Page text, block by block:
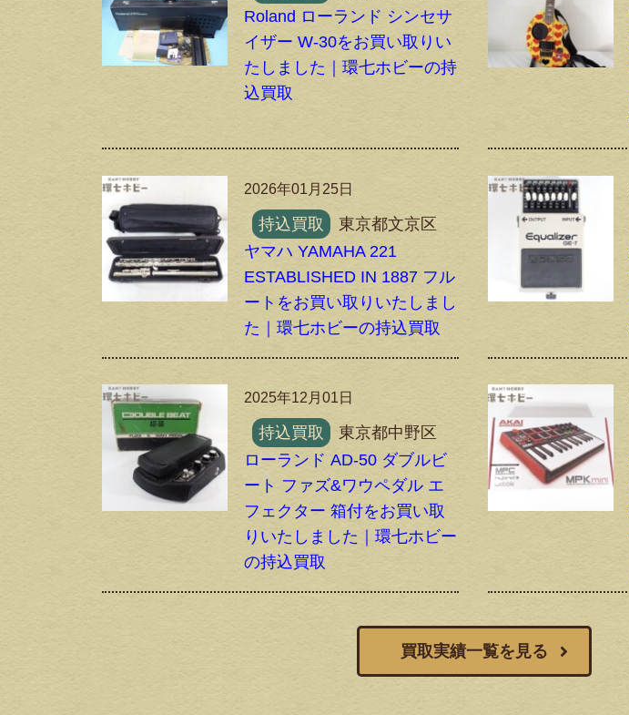
Roland ローランド シンセサ
イザー W-30をお買い取りい
たしました｜環七ホビーの持
込買取
2026年01月25日
持込買取
東京都文京区
ヤマハ YAMAHA 221
ESTABLISHED IN 1887 フル
ートをお買い取りいたしまし
た｜環七ホビーの持込買取
2025年12月01日
持込買取
東京都中野区
ローランド AD-50 ダブルビ
ート ファズ&ワウペダル エ
フェクター 箱付をお買い取
りいたしました｜環七ホビー
の持込買取
買取実績一覧を見る